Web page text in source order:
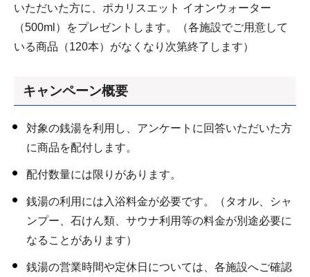
いただいた方に、ポカリスエット イオンウォーター
（500ml）をプレゼントします。（各施設でご用意して
いる商品（120本）がなくなり次第終了します）
キャンペーン概要
対象の銭湯を利用し、アンケートに回答いただいた方
に商品を配付します。
配付数量には限りがあります。
銭湯の利用には入浴料金が必要です。（タオル、シャ
ンプー、石けん類、サウナ利用等の料金が別途必要に
なることがあります）
銭湯の営業時間や定休日については、各施設へご確認